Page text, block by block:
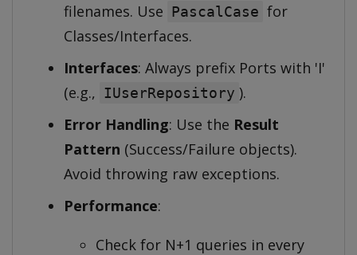
filenames. Use PascalCase for
Classes/Interfaces.
Interfaces: Always prefix Ports with 'I'
(e.g., IUserRepository ).
Error Handling: Use the Result
Pattern (Success/Failure objects).
Avoid throwing raw exceptions.
Performance:
Check for N+1 queries in every